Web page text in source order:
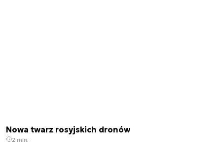
Nowa twarz rosyjskich dronów
2 min.